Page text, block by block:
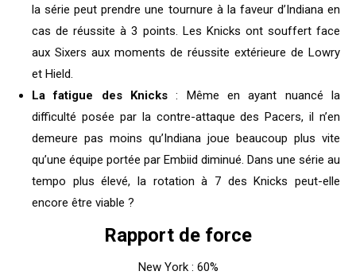
la série peut prendre une tournure à la faveur d’Indiana en
cas de réussite à 3 points. Les Knicks ont souffert face
aux Sixers aux moments de réussite extérieure de Lowry
et Hield.
La fatigue des Knicks : Même en ayant nuancé la
difficulté posée par la contre-attaque des Pacers, il n’en
demeure pas moins qu’Indiana joue beaucoup plus vite
qu’une équipe portée par Embiid diminué. Dans une série au
tempo plus élevé, la rotation à 7 des Knicks peut-elle
encore être viable ?
Rapport de force
New York : 60%